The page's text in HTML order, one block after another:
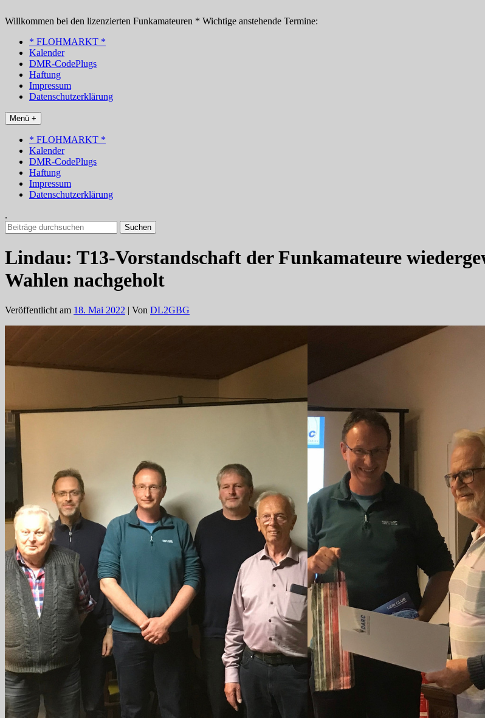
Inhalt
Willkommen bei den lizenzierten Funkamateuren * Wichtige anstehende Termine:
* FLOHMARKT *
Kalender
DMR-CodePlugs
Haftung
Impressum
Datenschutzerklärung
Menü +
* FLOHMARKT *
Kalender
DMR-CodePlugs
Haftung
Impressum
Datenschutzerklärung
.
Suchen
nach:
Lindau: T13-Vorstandschaft der Funkamateure
Wahlen nachgeholt
Veröffentlicht am 18. Mai 2022 | Von DL2GBG